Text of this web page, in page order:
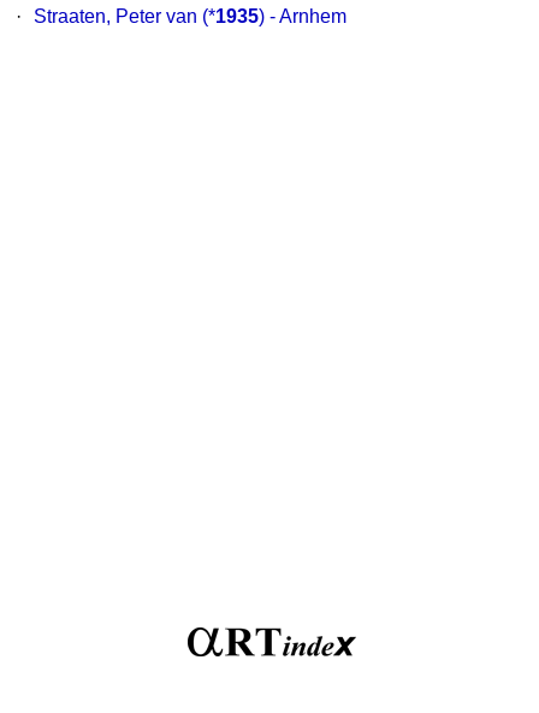
·
Straaten, Peter van (*1935) - Arnhem